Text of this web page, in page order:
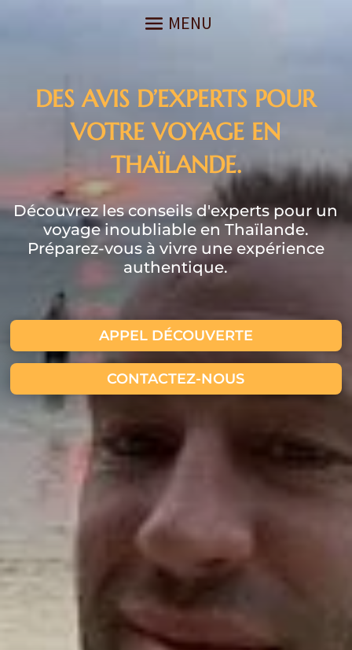
DES AVIS D’EXPERTS POUR
VOTRE VOYAGE EN
THAÏLANDE.
Découvrez les conseils d'experts pour un
voyage inoubliable en Thaïlande.
Préparez-vous à vivre une expérience
authentique.
APPEL DÉCOUVERTE
CONTACTEZ-NOUS